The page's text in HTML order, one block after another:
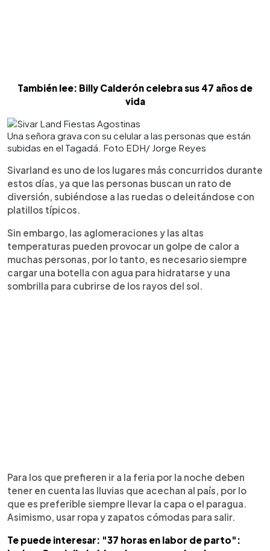
También lee: Billy Calderón celebra sus 47 años de
vida
Una señora grava con su celular a las personas que están
subidas en el Tagadá. Foto EDH/ Jorge Reyes
Sivarland es uno de los lugares más concurridos durante
estos días, ya que las personas buscan un rato de
diversión, subiéndose a las ruedas o deleitándose con
platillos típicos.
Sin embargo, las aglomeraciones y las altas
temperaturas pueden provocar un golpe de calor a
muchas personas, por lo tanto, es necesario siempre
cargar una botella con agua para hidratarse y una
sombrilla para cubrirse de los rayos del sol.
Para los que prefieren ir a la feria por la noche deben
tener en cuenta las lluvias que acechan al país, por lo
que es preferible siempre llevar la capa o el paragua.
Asimismo, usar ropa y zapatos cómodas para salir.
Te puede interesar: "37 horas en labor de parto":